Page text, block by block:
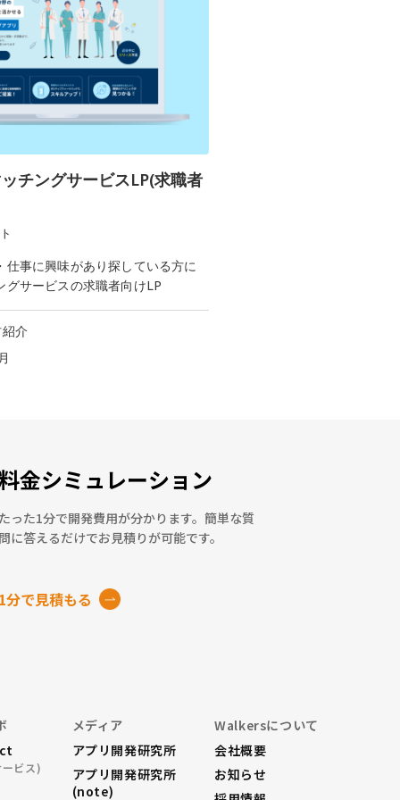
チングサービスLP(求職者
仕事に興味があり探している方に
グサービスの求職者向けLP
介
金シミュレーション
った1分で開発費用が分かります。簡単な質
に答えるだけでお見積りが可能です。
分で見積もる
ビス)
メディア
アプリ開発研究所
アプリ開発研究所
(note)
Walkersについて
会社概要
お知らせ